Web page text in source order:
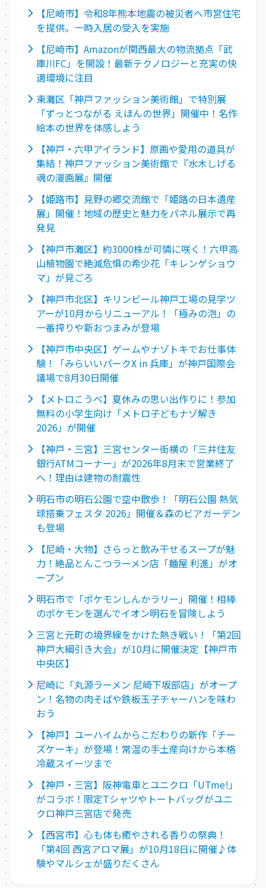
【尼崎市】令和8年熊本地震の被災者へ市営住宅
を提供。一時入居の受入を実施
【尼崎市】Amazonが関西最大の物流拠点「武
庫川FC」を開設！最新テクノロジーと充実の快
適環境に注目
東灘区「神戸ファッション美術館」で特別展
「ずっとつながる えほんの世界」開催中！名作
絵本の世界を体感しよう
【神戸・六甲アイランド】原画や愛用の道具が
集結！神戸ファッション美術館で『水木しげる
魂の漫画展』開催
【姫路市】見野の郷交流館で「姫路の日本遺産
展」開催！地域の歴史と魅力をパネル展示で再
発見
【神戸市灘区】約3000株が可憐に咲く！六甲高
山植物園で絶滅危惧の希少花「キレンゲショウ
マ」が見ごろ
【神戸市北区】キリンビール神戸工場の見学ツ
アーが10月からリニューアル！「極みの泡」の
一番搾りや新おつまみが登場
【神戸市中央区】ゲームやナゾトキでお仕事体
験！「みらいいパークX in 兵庫」が神戸国際会
議場で8月30日開催
【メトロこうべ】夏休みの思い出作りに！参加
無料の小学生向け「メトロ子どもナゾ解き
2026」が開催
【神戸・三宮】三宮センター街横の「三井住友
銀行ATMコーナー」が2026年8月末で営業終了
へ！理由は建物の耐震性
明石市の明石公園で空中散歩！「明石公園 熱気
球搭乗フェスタ 2026」開催＆森のビアガーデン
も登場
【尼崎・大物】さらっと飲み干せるスープが魅
力！絶品とんこつラーメン店「麺屋 利進」がオ
ープン
明石市で「ポケモンしんかラリー」開催！相棒
のポケモンを選んでイオン明石を冒険しよう
三宮と元町の境界線をかけた熱き戦い！「第2回
神戸大綱引き大会」が10月に開催決定【神戸市
中央区】
尼崎に「丸源ラーメン 尼崎下坂部店」がオープ
ン！名物の肉そばや鉄板玉子チャーハンを味わ
おう
【神戸】ユーハイムからこだわりの新作「チー
ズケーキ」が登場！常温の手土産向けから本格
冷蔵スイーツまで
【神戸・三宮】阪神電車とユニクロ「UTme!」
がコラボ！限定Tシャツやトートバッグがユニ
クロ神戸三宮店で発売
【西宮市】心も体も癒やされる香りの祭典！
「第4回 西宮アロマ展」が10月18日に開催♪体
験やマルシェが盛りだくさん